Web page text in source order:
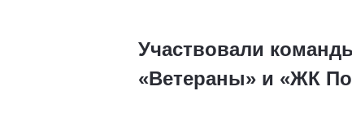
Участвовали
«Ветераны» и «ЖК